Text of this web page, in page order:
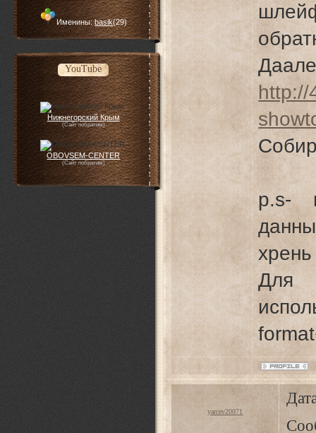
Именины:basik(29)
YouTube
Нижнегорский Крым
(Сайт побратим)
OBOVSEM-CENTER
(Сайт побратим)
http://
p.s-
Для
yarcev20071